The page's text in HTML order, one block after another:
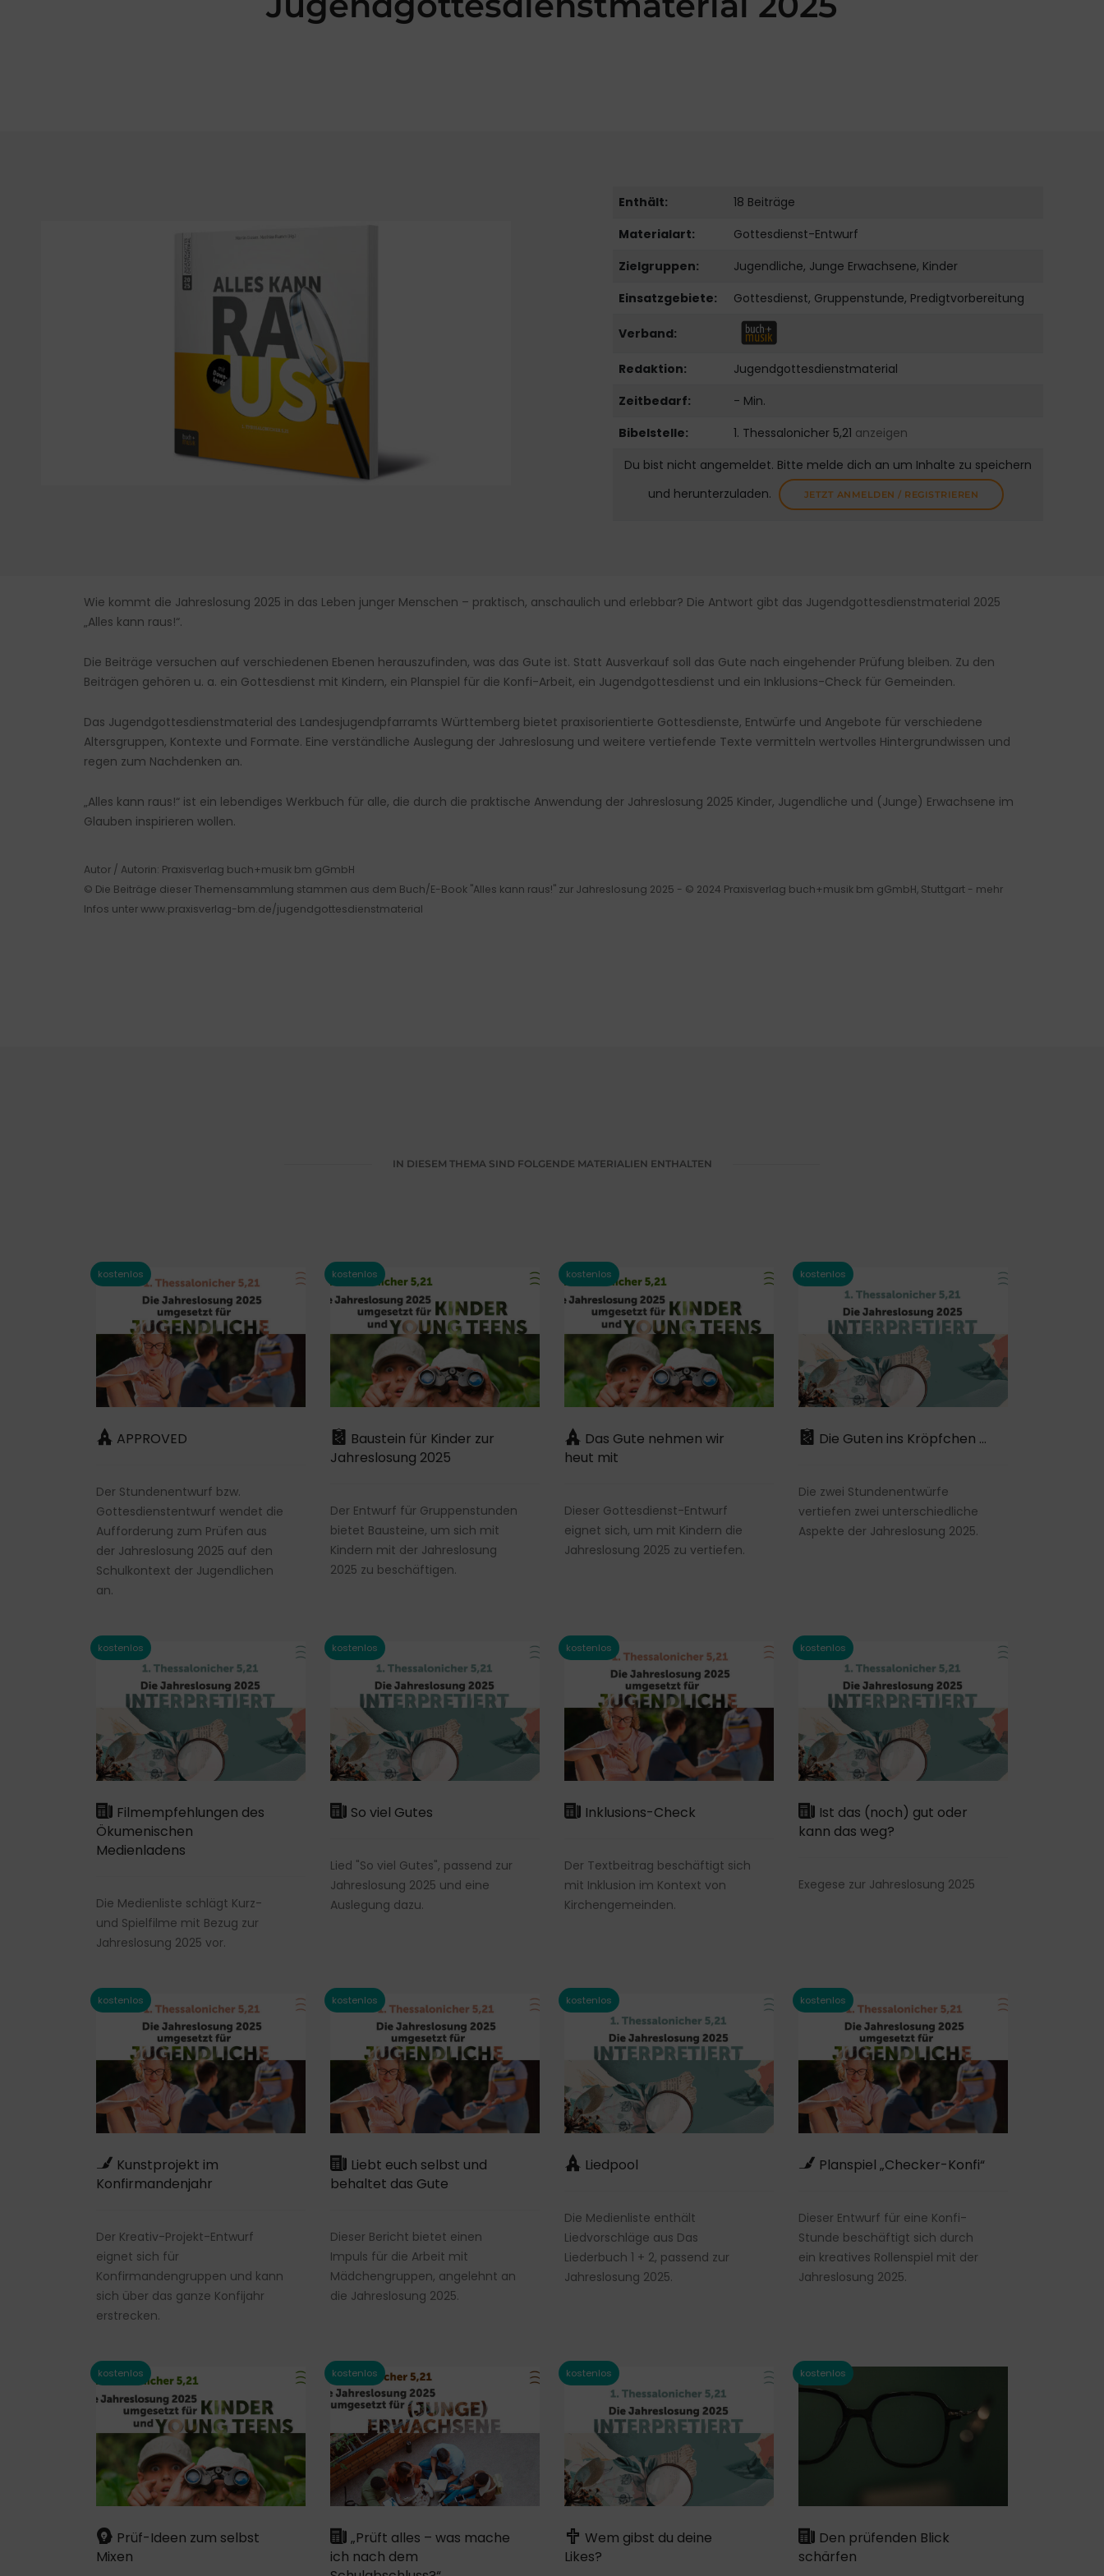
Enthält:
18 Beiträge
Materialart:
Gottesdienst-Entwurf
Zielgruppen:
Jugendliche, Junge Erwachsene, Kinder
Einsatzgebiete:
Gottesdienst, Gruppenstunde, Predigtvorbereitung
Verband:
Redaktion:
Jugendgottesdienstmaterial
Zeitbedarf:
- Min.
Bibelstelle:
1. Thessalonicher 5,21 anzeigen
Du bist nicht angemeldet. Bitte melde dich an um Inhalte zu speichern
und herunterzuladen.
JETZT ANMELDEN / REGISTRIEREN
Wie kommt die Jahreslosung 2025 in das Leben junger Menschen – praktisch, anschaulich und erlebbar? Die Antwort gibt das Jugendgottesdienstmaterial 2025
„Alles kann raus!“.
Die Beiträge versuchen auf verschiedenen Ebenen herauszufinden, was das Gute ist. Statt Ausverkauf soll das Gute nach eingehender Prüfung bleiben. Zu den
Beiträgen gehören u. a. ein Gottesdienst mit Kindern, ein Planspiel für die Konfi-Arbeit, ein Jugendgottesdienst und ein Inklusions-Check für Gemeinden.
Das Jugendgottesdienstmaterial des Landesjugendpfarramts Württemberg bietet praxisorientierte Gottesdienste, Entwürfe und Angebote für verschiedene
Altersgruppen, Kontexte und Formate. Eine verständliche Auslegung der Jahreslosung und weitere vertiefende Texte vermitteln wertvolles Hintergrundwissen und
regen zum Nachdenken an.
„Alles kann raus!“ ist ein lebendiges Werkbuch für alle, die durch die praktische Anwendung der Jahreslosung 2025 Kinder, Jugendliche und (Junge) Erwachsene im
Glauben inspirieren wollen.
Autor / Autorin: Praxisverlag buch+musik bm gGmbH
© Die Beiträge dieser Themensammlung stammen aus dem Buch/E-Book "Alles kann raus!" zur Jahreslosung 2025 - © 2024 Praxisverlag buch+musik bm gGmbH, Stuttgart - mehr
Infos unter www.praxisverlag-bm.de/jugendgottesdienstmaterial
IN DIESEM THEMA SIND FOLGENDE MATERIALIEN ENTHALTEN
APPROVED
Der Stundenentwurf bzw.
Gottesdienstentwurf wendet die
Aufforderung zum Prüfen aus
der Jahreslosung 2025 auf den
Schulkontext der Jugendlichen
an.
Baustein für Kinder zur
Jahreslosung 2025
Der Entwurf für Gruppenstunden
bietet Bausteine, um sich mit
Kindern mit der Jahreslosung
2025 zu beschäftigen.
Das Gute nehmen wir
heut mit
Dieser Gottesdienst-Entwurf
eignet sich, um mit Kindern die
Jahreslosung 2025 zu vertiefen.
Die Guten ins Kröpfchen …
Die zwei Stundenentwürfe
vertiefen zwei unterschiedliche
Aspekte der Jahreslosung 2025.
Filmempfehlungen des
Ökumenischen
Medienladens
Die Medienliste schlägt Kurz-
und Spielfilme mit Bezug zur
Jahreslosung 2025 vor.
So viel Gutes
Lied "So viel Gutes", passend zur
Jahreslosung 2025 und eine
Auslegung dazu.
Inklusions-Check
Der Textbeitrag beschäftigt sich
mit Inklusion im Kontext von
Kirchengemeinden.
Ist das (noch) gut oder
kann das weg?
Exegese zur Jahreslosung 2025
Kunstprojekt im
Konfirmandenjahr
Der Kreativ-Projekt-Entwurf
eignet sich für
Konfirmandengruppen und kann
sich über das ganze Konfijahr
erstrecken.
Liebt euch selbst und
behaltet das Gute
Dieser Bericht bietet einen
Impuls für die Arbeit mit
Mädchengruppen, angelehnt an
die Jahreslosung 2025.
Liedpool
Die Medienliste enthält
Liedvorschläge aus Das
Liederbuch 1 + 2, passend zur
Jahreslosung 2025.
Planspiel „Checker-Konfi“
Dieser Entwurf für eine Konfi-
Stunde beschäftigt sich durch
ein kreatives Rollenspiel mit der
Jahreslosung 2025.
Prüf-Ideen zum selbst
Mixen
„Prüft alles – was mache
ich nach dem
Wem gibst du deine
Likes?
Den prüfenden Blick
schärfen